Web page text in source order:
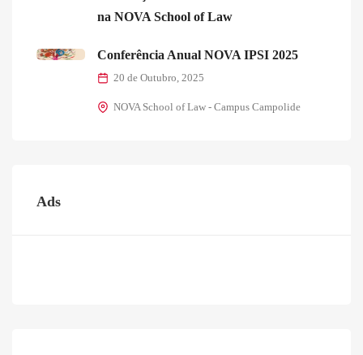
na NOVA School of Law
Conferência Anual NOVA IPSI 2025
20 de Outubro, 2025
NOVA School of Law - Campus Campolide
Ads